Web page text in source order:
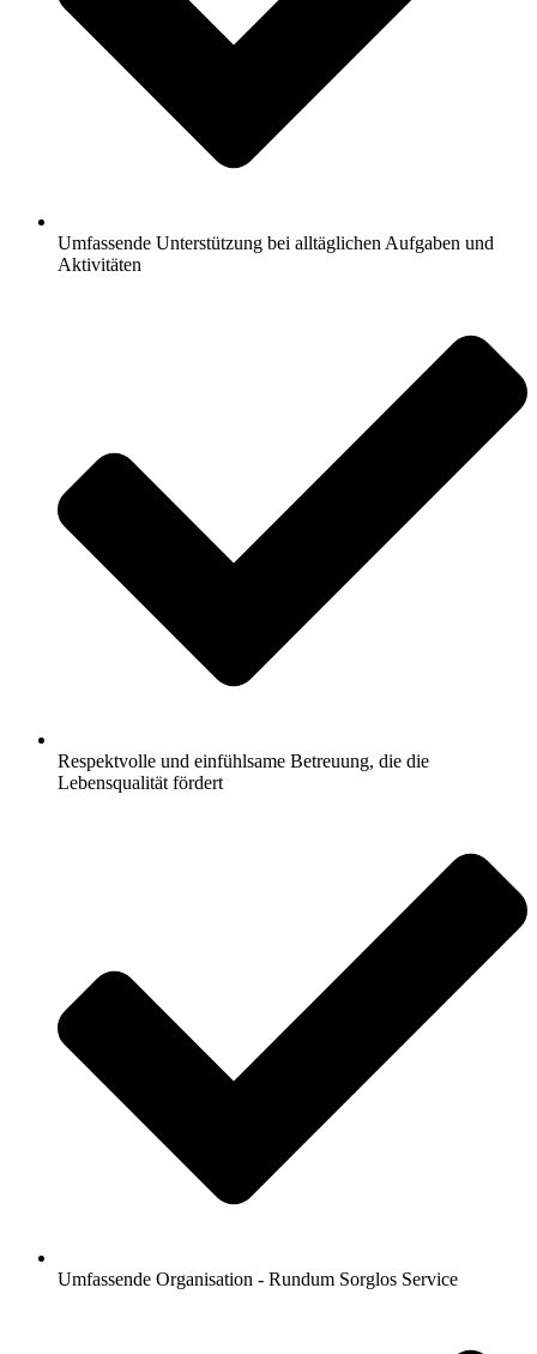
Umfassende Unterstützung bei alltäglichen Aufgaben und
Aktivitäten
Respektvolle und einfühlsame Betreuung, die die
Lebensqualität fördert
Umfassende Organisation - Rundum Sorglos Service